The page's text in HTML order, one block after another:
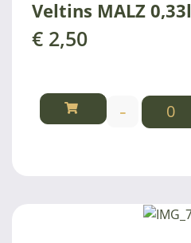
Veltins MALZ 0,33l
€ 2,50
-